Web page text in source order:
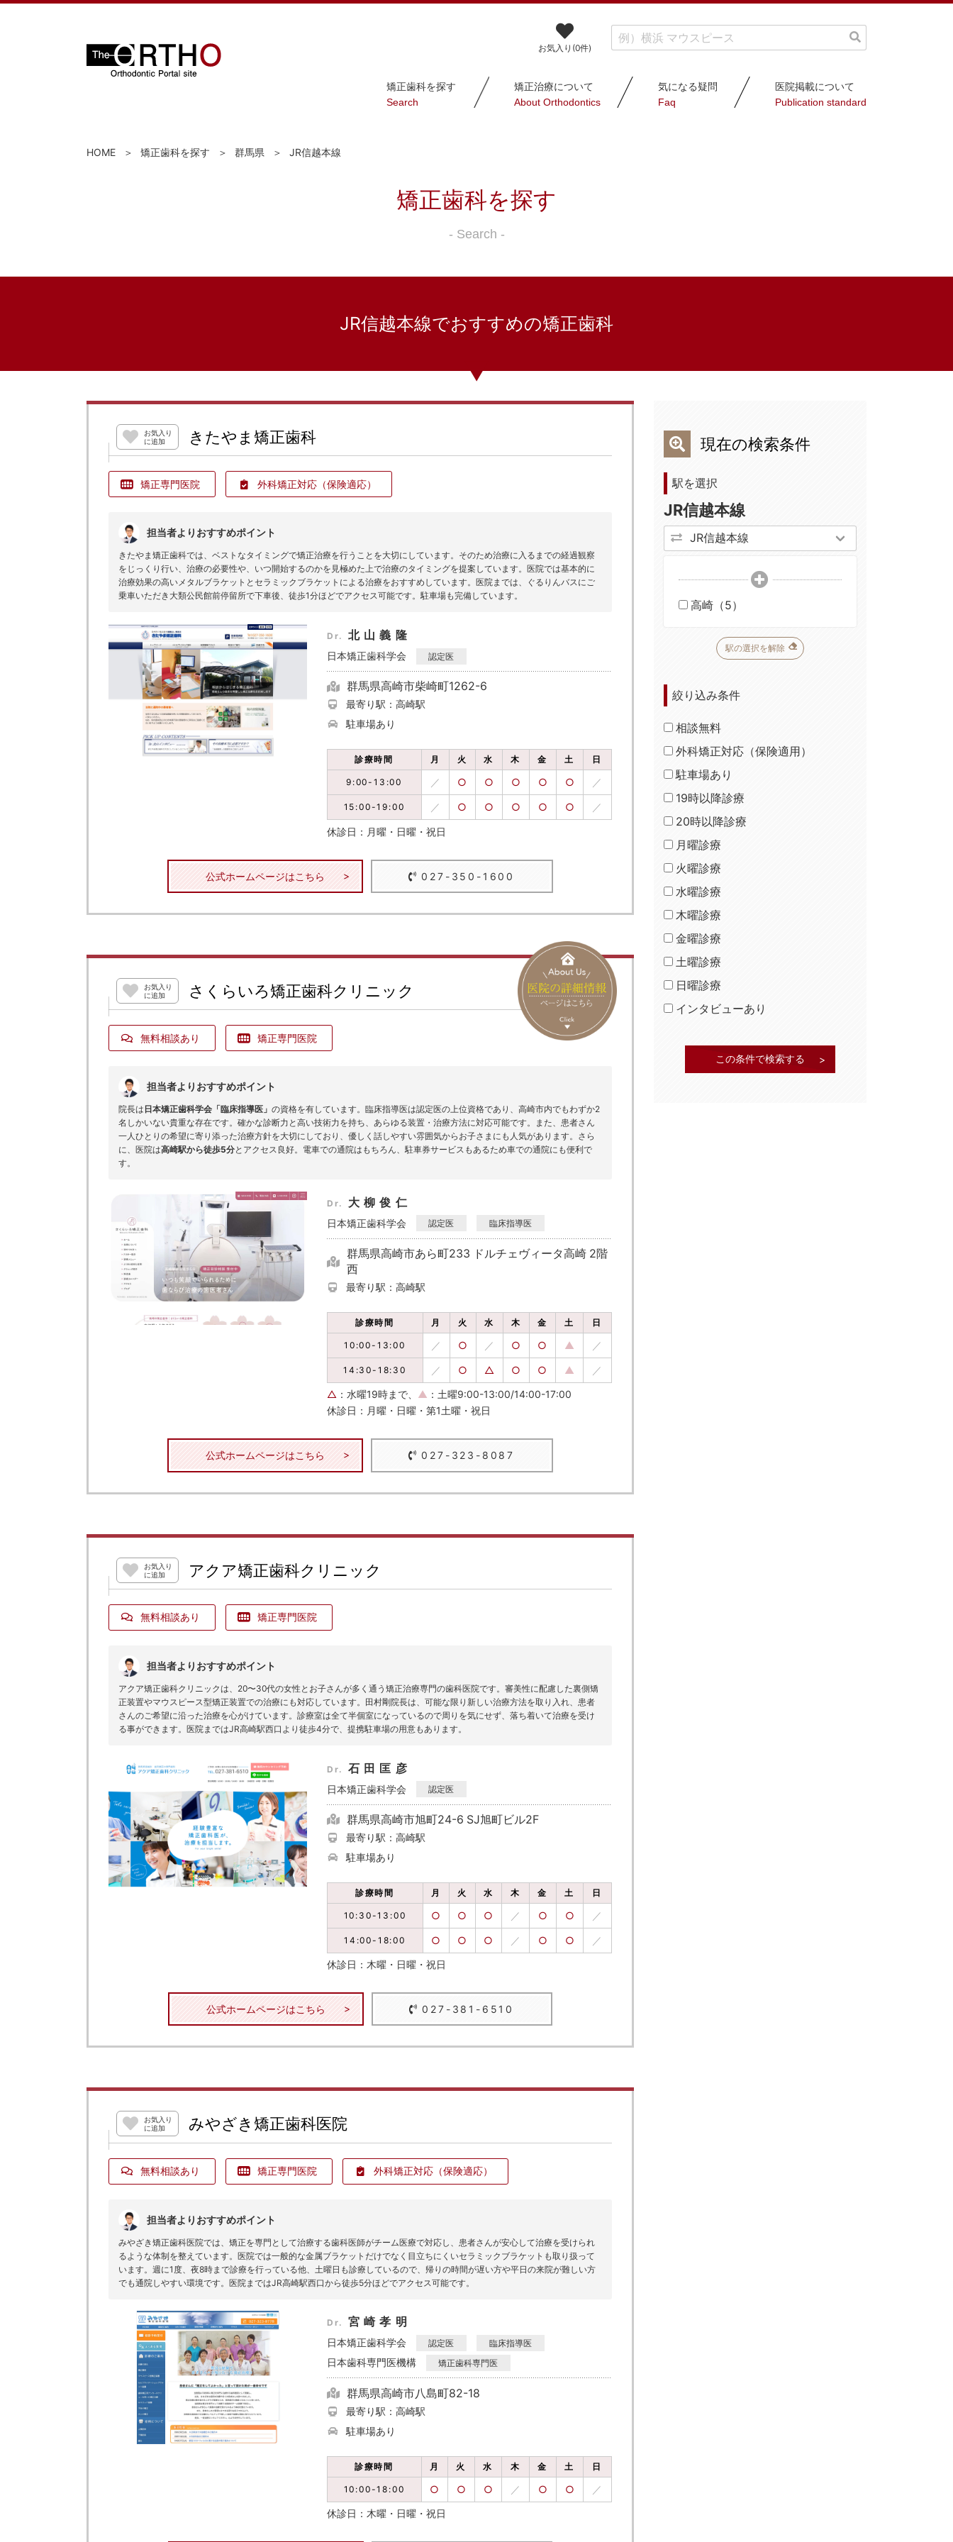
お気入り(0件)
矯正歯科を探す
Search
矯正治療について
About Orthodontics
気になる疑問
Faq
医院掲載について
Publication standard
HOME 矯正歯科を探す 群馬県 JR信越本線
矯正歯科を探す
- Search -
JR信越本線でおすすめの矯正歯科
お気入り
に追加
きたやま矯正歯科
矯正専門医院 外科矯正対応（保険適応）
担当者よりおすすめポイント
きたやま矯正歯科では、ベストなタイミングで矯正治療を行うことを大切にしています。そのため治療に入るまでの経過観察
をじっくり行い、治療の必要性や、いつ開始するのかを見極めた上で治療のタイミングを提案しています。医院では基本的に
治療効果の高いメタルブラケットとセラミックブラケットによる治療をおすすめしています。医院までは、ぐるりんバスにご
乗車いただき大類公民館前停留所で下車後、徒歩1分ほどでアクセス可能です。駐車場も完備しています。
Dr. 北山義隆
日本矯正歯科学会 認定医
群馬県高崎市柴崎町1262-6
最寄り駅：高崎駅
駐車場あり
診療時間 月 火 水 木 金 土 日
9:00-13:00 ／ ○ ○ ○ ○ ○ ／
15:00-19:00 ／ ○ ○ ○ ○ ○ ／
休診日：月曜・日曜・祝日
公式ホームページはこちら 027-350-1600
お気入り
に追加
さくらいろ矯正歯科クリニック
無料相談あり 矯正専門医院
担当者よりおすすめポイント
院長は 日本矯正歯科学会「臨床指導医」 の資格を有しています。臨床指導医は認定医の上位資格であり、高崎市内でもわずか2
名しかいない貴重な存在です。確かな診断力と高い技術力を持ち、あらゆる装置・治療方法に対応可能です。また、患者さん
一人ひとりの希望に寄り添った治療方針を大切にしており、優しく話しやすい雰囲気からお子さまにも人気があります。さら
に、医院は高崎駅から徒歩5分とアクセス良好。電車での通院はもちろん、駐車券サービスもあるため車での通院にも便利で
す。
Dr. 大柳俊仁
日本矯正歯科学会 認定医 臨床指導医
群馬県高崎市あら町233 ドルチェヴィータ高崎 2階
西
最寄り駅：高崎駅
診療時間 月 火 水 木 金 土 日
10:00-13:00 ／ ○ ／ ○ ○ ▲ ／
14:30-18:30 ／ ○ △ ○ ○ ▲ ／
△ ：水曜19時まで、 ▲ ：土曜9:00-13:00/14:00-17:00
休診日：月曜・日曜・第1土曜・祝日
公式ホームページはこちら 027-323-8087
お気入り
に追加
アクア矯正歯科クリニック
無料相談あり 矯正専門医院
担当者よりおすすめポイント
アクア矯正歯科クリニックは、20〜30代の女性とお子さんが多く通う矯正治療専門の歯科医院です。審美性に配慮した裏側矯
正装置やマウスピース型矯正装置での治療にも対応しています。田村剛院長は、可能な限り新しい治療方法を取り入れ、患者
さんのご希望に沿った治療を心がけています。診療室は全て半個室になっているので周りを気にせず、落ち着いて治療を受け
る事ができます。医院まではJR高崎駅西口より徒歩4分で、提携駐車場の用意もあります。
Dr. 石田匡彦
日本矯正歯科学会 認定医
群馬県高崎市旭町24-6 SJ旭町ビル2F
最寄り駅：高崎駅
駐車場あり
診療時間 月 火 水 木 金 土 日
10:30-13:00 ○ ○ ○ ／ ○ ○ ／
14:00-18:00 ○ ○ ○ ／ ○ ○ ／
休診日：木曜・日曜・祝日
公式ホームページはこちら 027-381-6510
お気入り
に追加
みやざき矯正歯科医院
無料相談あり 矯正専門医院 外科矯正対応 （保険適応）
担当者よりおすすめポイント
みやざき矯正歯科医院では、矯正を専門として治療する歯科医師がチーム医療で対応し、患者さんが安心して治療を受けられ
るような体制を整えています。医院では一般的な金属ブラケットだけでなく目立ちにくいセラミックブラケットも取り扱って
います。週に1度、夜8時まで診療を行っている他、土曜日も診療しているので、帰りの時間が遅い方や平日の来院が難しい方
でも通院しやすい環境です。医院まではJR高崎駅西口から徒歩5分ほどでアクセス可能です。
Dr. 宮崎孝明
日本矯正歯科学会 認定医 臨床指導医
日本歯科専門医機構 矯正歯科専門医
群馬県高崎市八島町82-18
最寄り駅：高崎駅
駐車場あり
診療時間 月 火 水 木 金 土 日
10:00-18:00 ○ ○ ○ ／ ○ ○ ／
休診日：木曜・日曜・祝日
現在の検索条件
駅を選択
JR信越本線
高崎（5）
駅の選択を解除
絞り込み条件
相談無料
外科矯正対応（保険適用）
駐車場あり
19時以降診療
20時以降診療
月曜診療
火曜診療
水曜診療
木曜診療
金曜診療
土曜診療
日曜診療
インタビューあり